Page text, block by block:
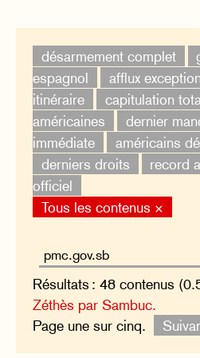
désarmement complet
espagnol
afflux
itinéraire
capitulation
américaines
dernier
immédiate
américains
derniers droits
record
officiel
Tous les contenus ×
Résultats : 48 contenus
Zéthès par Sambuc.
Page une sur cinq.